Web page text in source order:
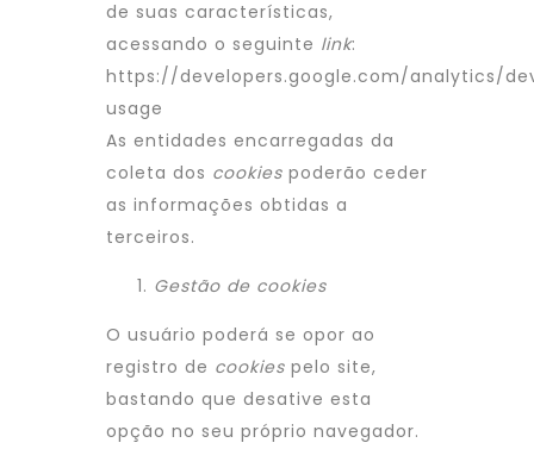
de suas características,
acessando o seguinte link:
https://developers.google.com/analytics/
usage
As entidades encarregadas da
coleta dos cookies poderão ceder
as informações obtidas a
terceiros.
Gestão de cookies
O usuário poderá se opor ao
registro de cookies pelo site,
bastando que desative esta
opção no seu próprio navegador.